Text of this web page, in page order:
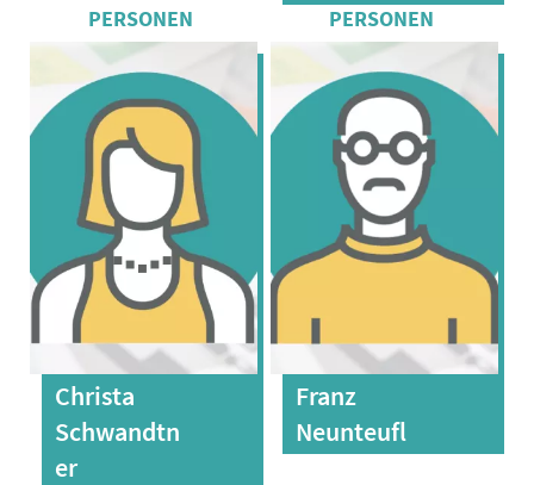
Christa
Schwandtn
er
Franz
Neunteufl